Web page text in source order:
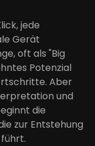
jede
Gerät
oft als "Big
Potenzial
Aber
und
die
zur Entstehung